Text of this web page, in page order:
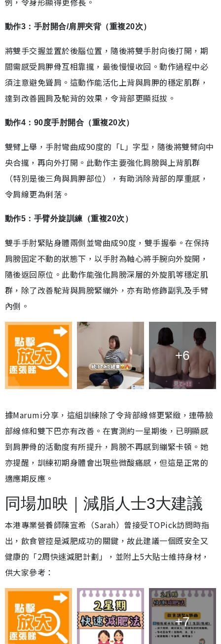
動作3：手肘開合/肩胛夾背（重複20次）
將雙手交握並置於後腦位置，隨後將雙手肘向後打開，期
間需感受肩胛骨互相靠攏，最後慢慢收回。動作過程中必
須注意避免聳肩。這動作能活化上背與肩胛的穩定肌群，
達到改善圓肩及駝背的效果，令背部更顯挺拔。
動作4：90度手肘開合（重複20次）
雙臂上舉，手肘彎曲成90度的「L」字型，隨後將雙臂向中
央合攏，再向外打開。此動作主要強化肩膀與上背肌群
（特別是後三角與肩胛部位），有助消除背部的厚重感，
令肩線更為俐落。
動作5：手臂外旋訓練（重複20次）
雙手手肘緊貼身體兩側並彎曲成90度，雙手握拳。在保持
肩膀固定不動的狀態下，以手肘為軸心將手腕向外旋開，
隨後返回原位。此動作能強化肩膀深層的外旋肌等穩定肌
群，除了改善駝背與肩膀緊繃外，亦有助修飾副乳及手臂
內側。
+6
據Marumi分享，這組訓練除了令背部線條更緊緻，連帶臉
部線條和雙下巴亦有改善。在實測約一星期後，已明顯感
到肩胛骨的活動度有所提升，肩膀不再感到繃緊卡頓。她
亦提醒，訓練初期身體會出現些微酸痛感，但這是正常的
適應期反應。
同場加映｜減脂人士3大建議
本港專業營養師陳宣希（Sarah）曾接受TOPick訪問時指
出，飲食管控是減肥成功的關鍵，故此建議一個既安全又
健康的「2周快速減肥計劃」，並附上5大貼士維持身材，
供大家參考：
+7